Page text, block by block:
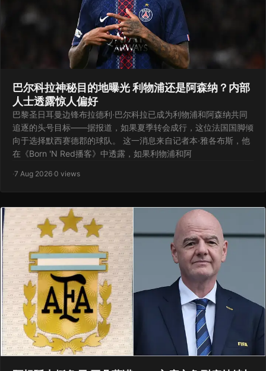
巴尔科拉神秘目的地曝光 利物浦还是阿森纳？内部
人士透露惊人偏好
巴黎圣日耳曼边锋布拉德利·巴尔科拉已成为利物浦和阿森纳共同
追逐的头号目标——据报道，如果夏季转会成行，这位法国国脚倾
向于选择默西赛德郡的球队。 这一消息来自记者本·雅各布斯，他
在《Born 'N Red播客》中透露，如果利物浦和阿
·7 Aug 2026·0 views